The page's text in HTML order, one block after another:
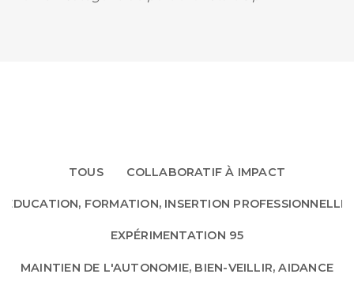
TOUS COLLABORATIF À IMPACT
EDUCATION, FORMATION, INSERTION PROFESSIONNELLE
EXPÉRIMENTATION 95
MAINTIEN DE L'AUTONOMIE, BIEN-VEILLIR, AIDANCE